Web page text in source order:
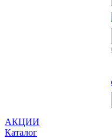
АКЦИИ
Каталог